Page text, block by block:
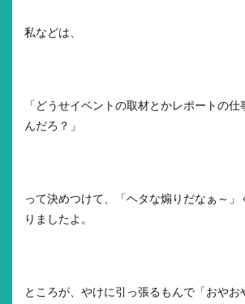
私などは、
「どうせイベントの取材とかレポートの仕
んだろ？」
って決めつけて、「ヘタな煽りだなぁ～」
りましたよ。
ところが、やけに引っ張るもんで「おやお